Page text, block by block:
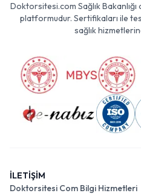
Doktorsitesi.com Sağlık
platformudur. Sertifikaları ile
sağlık
İLETİŞİM
Doktorsitesi Com Bilgi Hizmetleri